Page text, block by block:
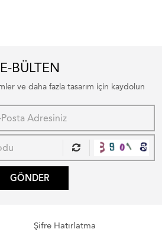
E-BÜLTEN
ve daha fazla tasarım için kaydolun
GÖNDER
Şifre Hatırlatma